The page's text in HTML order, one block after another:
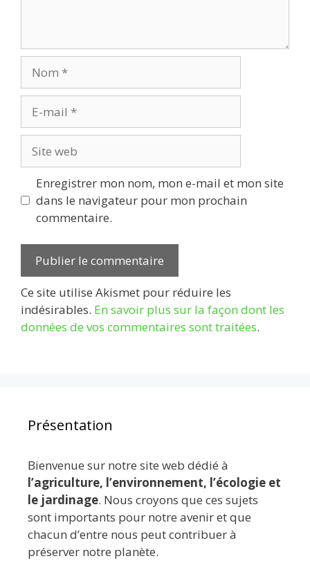
mail
web
Enregistrer mon nom, mon e-mail et mon site
dans le navigateur pour mon prochain
commentaire.
Ce site utilise Akismet pour réduire les
indésirables. En savoir plus sur la façon dont les
données de vos commentaires sont traitées.
Présentation
Bienvenue sur notre site web dédié à
l’agriculture, l’environnement, l’écologie et
le jardinage. Nous croyons que ces sujets
sont importants pour notre avenir et que
chacun d’entre nous peut contribuer à
préserver notre planète.